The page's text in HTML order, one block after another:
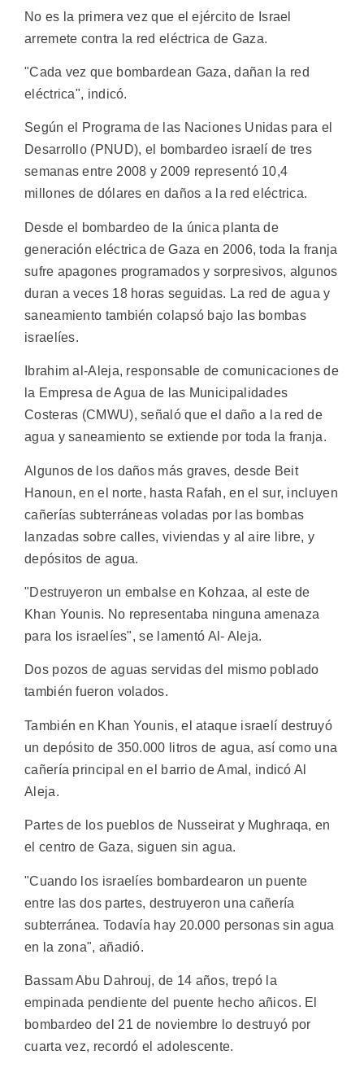
No es la primera vez que el ejército de Israel
arremete contra la red eléctrica de Gaza.
"Cada vez que bombardean Gaza, dañan la red
eléctrica", indicó.
Según el Programa de las Naciones Unidas para el
Desarrollo (PNUD), el bombardeo israelí de tres
semanas entre 2008 y 2009 representó 10,4
millones de dólares en daños a la red eléctrica.
Desde el bombardeo de la única planta de
generación eléctrica de Gaza en 2006, toda la franja
sufre apagones programados y sorpresivos, algunos
duran a veces 18 horas seguidas. La red de agua y
saneamiento también colapsó bajo las bombas
israelíes.
Ibrahim al-Aleja, responsable de comunicaciones de
la Empresa de Agua de las Municipalidades
Costeras (CMWU), señaló que el daño a la red de
agua y saneamiento se extiende por toda la franja.
Algunos de los daños más graves, desde Beit
Hanoun, en el norte, hasta Rafah, en el sur, incluyen
cañerías subterráneas voladas por las bombas
lanzadas sobre calles, viviendas y al aire libre, y
depósitos de agua.
"Destruyeron un embalse en Kohzaa, al este de
Khan Younis. No representaba ninguna amenaza
para los israelíes", se lamentó Al- Aleja.
Dos pozos de aguas servidas del mismo poblado
también fueron volados.
También en Khan Younis, el ataque israelí destruyó
un depósito de 350.000 litros de agua, así como una
cañería principal en el barrio de Amal, indicó Al
Aleja.
Partes de los pueblos de Nusseirat y Mughraqa, en
el centro de Gaza, siguen sin agua.
"Cuando los israelíes bombardearon un puente
entre las dos partes, destruyeron una cañería
subterránea. Todavía hay 20.000 personas sin agua
en la zona", añadió.
Bassam Abu Dahrouj, de 14 años, trepó la
empinada pendiente del puente hecho añicos. El
bombardeo del 21 de noviembre lo destruyó por
cuarta vez, recordó el adolescente.